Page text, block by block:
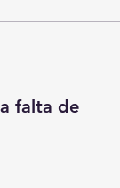
falta de